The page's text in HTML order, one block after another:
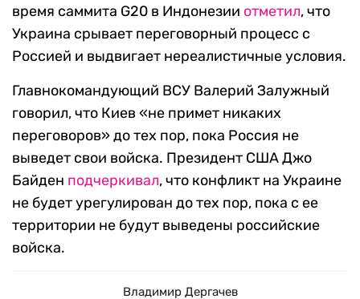
время саммита G20 в Индонезии отметил, что
Украина срывает переговорный процесс с
Россией и выдвигает нереалистичные условия.
Главнокомандующий ВСУ Валерий Залужный
говорил, что Киев «не примет никаких
переговоров» до тех пор, пока Россия не
выведет свои войска. Президент США Джо
Байден подчеркивал, что конфликт на Украине
не будет урегулирован до тех пор, пока с ее
территории не будут выведены российские
войска.
Владимир Дергачев